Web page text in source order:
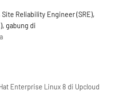
Reliability Engineer (SRE),
gabung di
Enterprise Linux 8 di Upcloud